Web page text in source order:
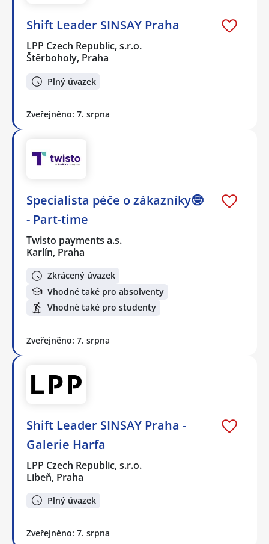
Shift Leader SINSAY Praha
LPP Czech Republic, s.r.o.
Štěrboholy, Praha
Plný úvazek
Zveřejněno: 7. srpna
Specialista péče o zákazníky🤓
- Part-time
Twisto payments a.s.
Karlín, Praha
Zkrácený úvazek
Vhodné také pro absolventy
Vhodné také pro studenty
Zveřejněno: 7. srpna
Shift Leader SINSAY Praha -
Galerie Harfa
LPP Czech Republic, s.r.o.
Libeň, Praha
Plný úvazek
Zveřejněno: 7. srpna